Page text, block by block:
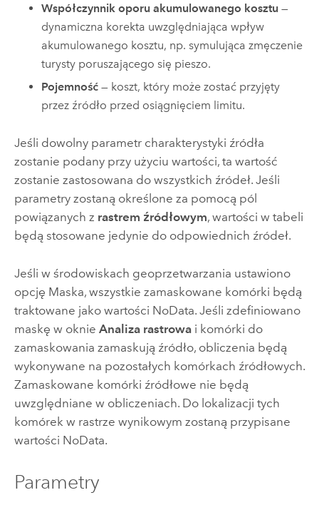
Współczynnik oporu akumulowanego kosztu —
dynamiczna korekta uwzględniająca wpływ
akumulowanego kosztu, np. symulująca zmęczenie
turysty poruszającego się pieszo.
Pojemność — koszt, który może zostać przyjęty
przez źródło przed osiągnięciem limitu.
Jeśli dowolny parametr charakterystyki źródła
zostanie podany przy użyciu wartości, ta wartość
zostanie zastosowana do wszystkich źródeł. Jeśli
parametry zostaną określone za pomocą pól
powiązanych z rastrem źródłowym, wartości w tabeli
będą stosowane jedynie do odpowiednich źródeł.
Jeśli w środowiskach geoprzetwarzania ustawiono
opcję Maska, wszystkie zamaskowane komórki będą
traktowane jako wartości NoData. Jeśli zdefiniowano
maskę w oknie Analiza rastrowai komórki do
zamaskowania zamaskują źródło, obliczenia będą
wykonywane na pozostałych komórkach źródłowych.
Zamaskowane komórki źródłowe nie będą
uwzględniane w obliczeniach. Do lokalizacji tych
komórek w rastrze wynikowym zostaną przypisane
wartości NoData.
Parametry